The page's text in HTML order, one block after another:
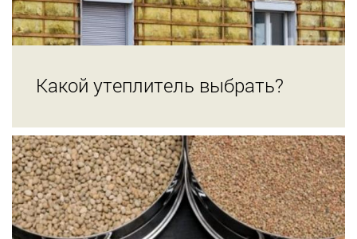
Какой утеплитель выбрать?